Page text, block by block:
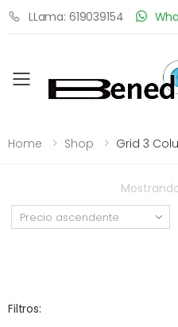
LLama: 619039154
Toggle mobile
Home Shop Grid 3
Filtros: